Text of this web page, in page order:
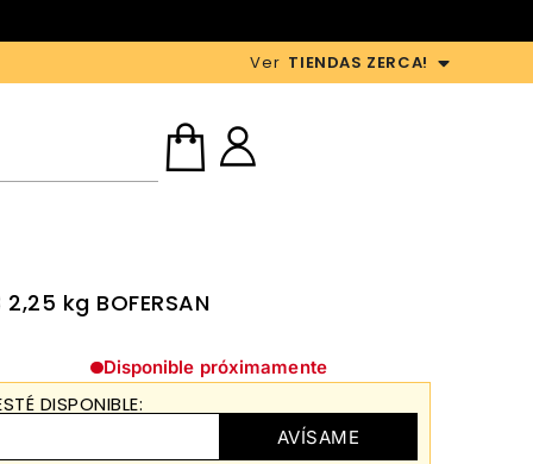
Ver TIENDAS ZERCA!
kg BOFERSAN
Disponible próximamente
DISPONIBLE:
AVÍSAME